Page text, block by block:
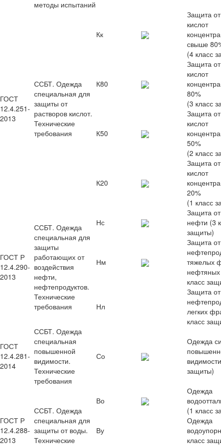
методы испытаний
ГОСТ
12.4.251-
2013
ССБТ. Одежда
специальная для
защиты от
растворов кислот.
Технические
требования
Кк
Защита
кислот
свыше
(4 класс
К80
Защита
кислот
80%
(3 класс
К50
Защита
кислот
50%
(2 класс
К20
Защита
кислот
20%
(1 класс
ГОСТ Р
12.4.290-
2013
ССБТ. Одежда
специальная для
защиты
работающих от
воздействия
нефти,
нефтепродуктов.
Технические
требования
Нс
Защита
нефти (3
защиты)
Нм
Защита от
тяжелых
класс
Нл
Защита от
легких
класс
ГОСТ
12.4.281-
2014
ССБТ. Одежда
специальная
повышенной
видимости.
Технические
требования
Со
Одежда
защиты)
ГОСТ Р
12.4.288-
2013
ССБТ. Одежда
специальная для
защиты от воды.
Технические
Во
Одежда
(1 класс
Ву
Одежда
класс